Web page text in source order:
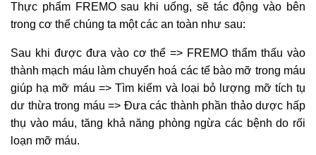
Thực phẩm FREMO sau khi uống, sẽ tác động vào bên
trong cơ thể chúng ta một các an toàn như sau:
Sau khi được đưa vào cơ thể => FREMO thẩm thấu vào
thành mạch máu làm chuyển hoá các tế bào mỡ trong máu
giúp hạ mỡ máu => Tìm kiếm và loại bỏ lượng mỡ tích tụ
dư thừa trong máu => Đưa các thành phần thảo dược hấp
thụ vào máu, tăng khả năng phòng ngừa các bệnh do rối
loạn mỡ máu.